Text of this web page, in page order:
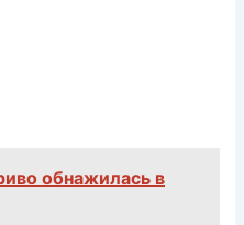
обнажилась в